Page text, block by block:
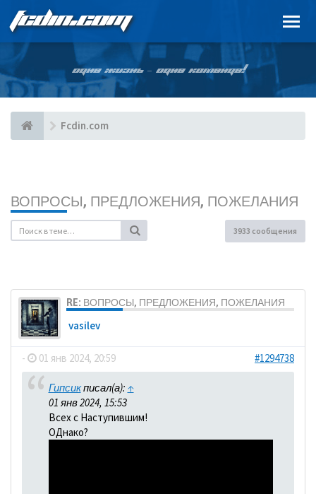
FCDIN.COM
ОДНА ЖИЗНЬ – ОДНА КОМАНДА!
Fcdin.com
ВОПРОСЫ, ПРЕДЛОЖЕНИЯ, ПОЖЕЛАНИЯ
3933 сообщения
RE: ВОПРОСЫ, ПРЕДЛОЖЕНИЯ, ПОЖЕЛАНИЯ
vasilev
- 01 янв 2024, 20:59 #1294738
Гипсикписал(а): ↑
01 янв 2024, 15:53
Всех с Наступившим!
ОДнако?